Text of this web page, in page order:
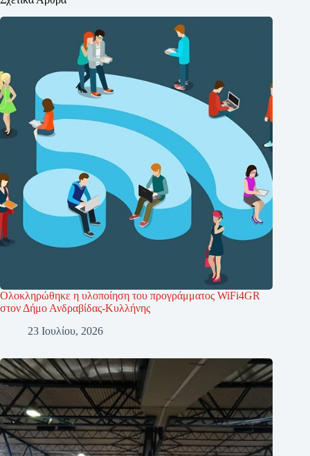
Ολοκληρώθηκε η υλοποίηση του προγράμματος WiFi4GR
στον Δήμο Ανδραβίδας-Κυλλήνης
23 Ιουλίου, 2026